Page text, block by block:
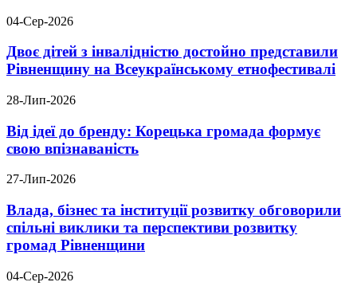
04-Сер-2026
Двоє дітей з інвалідністю достойно представили
Рівненщину на Всеукраїнському етнофестивалі
28-Лип-2026
Від ідеї до бренду: Корецька громада формує
свою впізнаваність
27-Лип-2026
Влада, бізнес та інституції розвитку обговорили
спільні виклики та перспективи розвитку
громад Рівненщини
04-Сер-2026